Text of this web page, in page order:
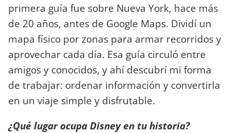
primera guía fue sobre Nueva York, hace más
de 20 años, antes de Google Maps. Dividí un
mapa físico por zonas para armar recorridos y
aprovechar cada día. Esa guía circuló entre
amigos y conocidos, y ahí descubrí mi forma
de trabajar: ordenar información y convertirla
en un viaje simple y disfrutable.
¿Qué lugar ocupa Disney en tu historia?